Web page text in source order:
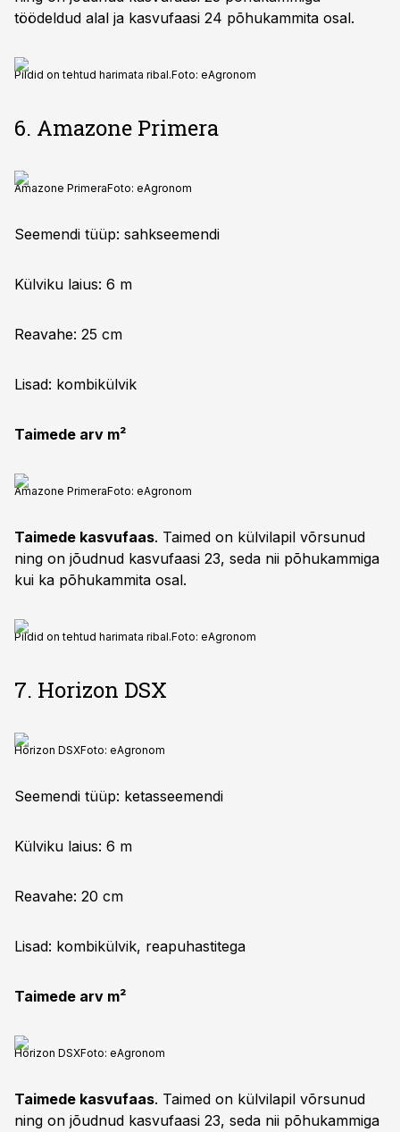
töödeldud alal ja kasvufaasi 24 põhukammita osal.
Pildid on tehtud harimata ribal.Foto: eAgronom
6. Amazone Primera
Amazone PrimeraFoto: eAgronom
Seemendi tüüp: sahkseemendi
Külviku laius: 6 m
Reavahe: 25 cm
Lisad: kombikülvik
Taimede arv m²
Amazone PrimeraFoto: eAgronom
Taimede kasvufaas. Taimed on külvilapil võrsunud
ning on jõudnud kasvufaasi 23, seda nii põhukammiga
kui ka põhukammita osal.
Pildid on tehtud harimata ribal.Foto: eAgronom
7. Horizon DSX
Horizon DSXFoto: eAgronom
Seemendi tüüp: ketasseemendi
Külviku laius: 6 m
Reavahe: 20 cm
Lisad: kombikülvik, reapuhastitega
Taimede arv m²
Horizon DSXFoto: eAgronom
Taimede kasvufaas. Taimed on külvilapil võrsunud
ning on jõudnud kasvufaasi 23, seda nii põhukammiga